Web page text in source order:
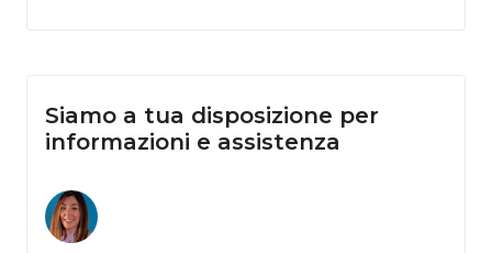
Siamo a tua disposizione per
informazioni e assistenza